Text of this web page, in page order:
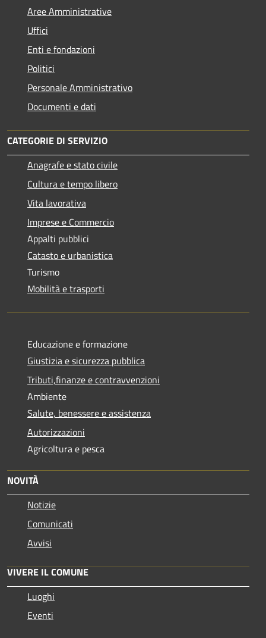
Aree Amministrative
Uffici
Enti e fondazioni
Politici
Personale Amministrativo
Documenti e dati
CATEGORIE DI SERVIZIO
Anagrafe e stato civile
Cultura e tempo libero
Vita lavorativa
Imprese e Commercio
Appalti pubblici
Catasto e urbanistica
Turismo
Mobilità e trasporti
Educazione e formazione
Giustizia e sicurezza pubblica
Tributi,finanze e contravvenzioni
Ambiente
Salute, benessere e assistenza
Autorizzazioni
Agricoltura e pesca
NOVITÀ
Notizie
Comunicati
Avvisi
VIVERE IL COMUNE
Luoghi
Eventi